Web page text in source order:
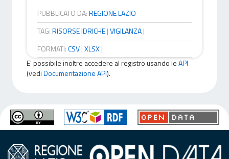
PUBBLICATO DA:REGIONE LAZIO
TAG:RISORSE IDRICHE|VIGILANZA|
FORMATI:CSV|XLSX|
E' possibile inoltre accedere al registro usando leAPI
(vediDocumentazione API).